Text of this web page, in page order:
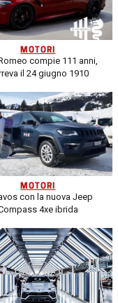
MOTORI
compie 111 anni,
il 24 giugno 1910
MOTORI
con la nuova Jeep
4xe ibrida